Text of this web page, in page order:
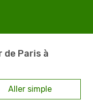
de Paris à
Aller simple